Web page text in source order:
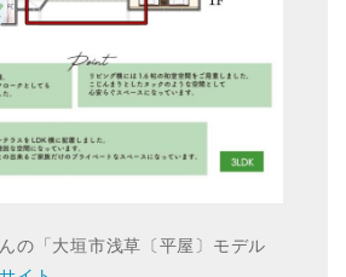
の「大垣市浅草〔平屋〕モデル